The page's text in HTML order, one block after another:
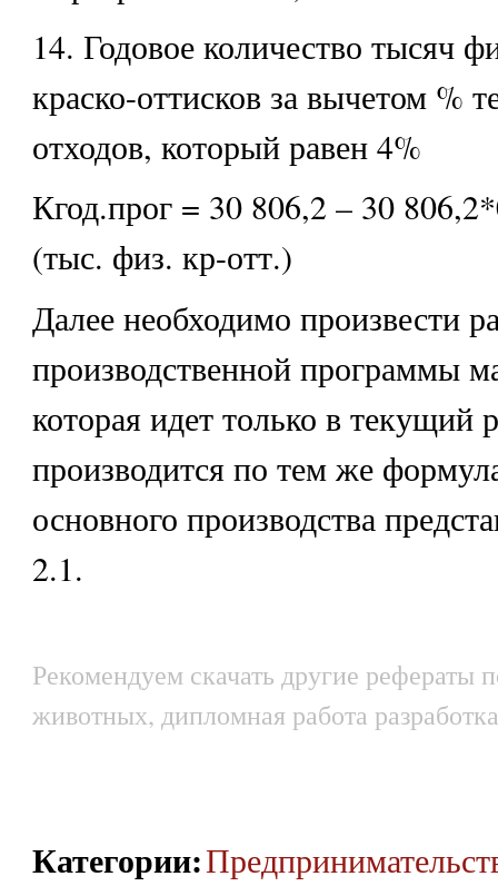
14. Годовое количество тысяч
краско-оттисков за вычетом %
отходов, который равен 4%
Кгод.прог = 30 806,2 – 30
(тыс. физ. кр-отт.)
Далее необходимо произвести
производственной программы
которая идет только в текущий
производится по тем же
основного производства
2.1.
Рекомендуем скачать другие рефераты
животных, дипломная работа
Категории: